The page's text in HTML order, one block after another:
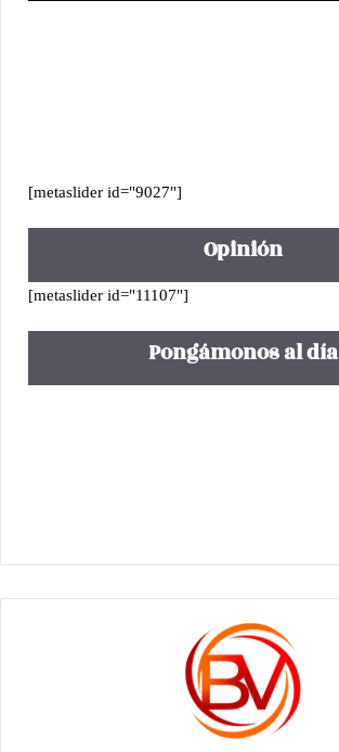
[metaslider id="9027"]
Opinión
[metaslider id="11107"]
Pongámonos al día